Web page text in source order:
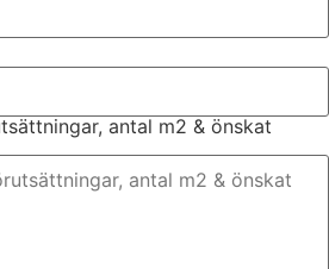
antal m2 & önskat